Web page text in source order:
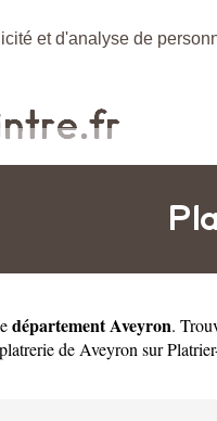
et d'analyse de
département Aveyron.
de Aveyron sur